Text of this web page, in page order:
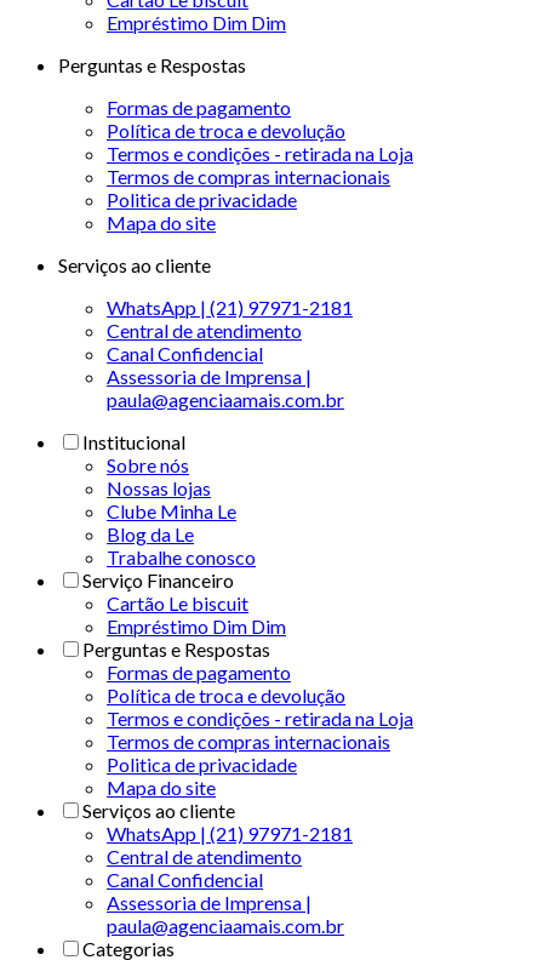
Empréstimo Dim Dim
Perguntas e Respostas
Formas de pagamento
Política de troca e devolução
Termos e condições - retirada na Loja
Termos de compras internacionais
Politica de privacidade
Mapa do site
Serviços ao cliente
WhatsApp | (21) 97971-2181
Central de atendimento
Canal Confidencial
Assessoria de Imprensa |
paula@agenciaamais.com.br
Institucional
Sobre nós
Nossas lojas
Clube Minha Le
Blog da Le
Trabalhe conosco
Serviço Financeiro
Cartão Le biscuit
Empréstimo Dim Dim
Perguntas e Respostas
Formas de pagamento
Política de troca e devolução
Termos e condições - retirada na Loja
Termos de compras internacionais
Politica de privacidade
Mapa do site
Serviços ao cliente
WhatsApp | (21) 97971-2181
Central de atendimento
Canal Confidencial
Assessoria de Imprensa |
paula@agenciaamais.com.br
Categorias